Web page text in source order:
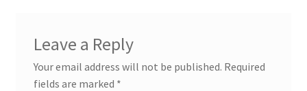
Leave a Reply
Your email address will not be published. Required
fields are marked *